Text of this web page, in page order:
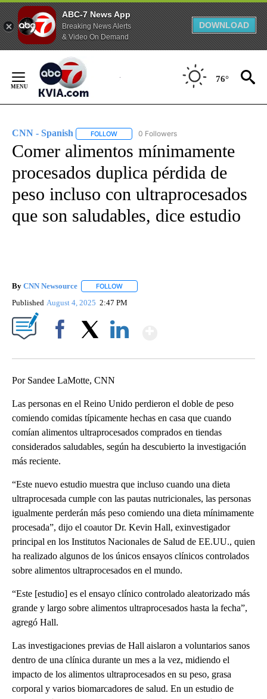
ABC-7 News App
Breaking News Alerts
& Video On Demand
DOWNLOAD
Content
76°
CNN - Spanish FOLLOW FOLLOW "CNN - SPANISH" TO RECEIVE
0 Followers
Comer alimentos mínimamente
procesados duplica pérdida de
peso incluso con ultraprocesados
que son saludables, dice estudio
By CNN Newsource FOLLOW
Published August 4, 2025 2:47 PM
Por Sandee LaMotte, CNN
Las personas en el Reino Unido perdieron el doble de peso
comiendo comidas típicamente hechas en casa que cuando
comían alimentos ultraprocesados comprados en tiendas
considerados saludables, según ha descubierto la investigación
más reciente.
“Este nuevo estudio muestra que incluso cuando una dieta
ultraprocesada cumple con las pautas nutricionales, las personas
igualmente perderán más peso comiendo una dieta mínimamente
procesada”, dijo el coautor Dr. Kevin Hall, exinvestigador
principal en los Institutos Nacionales de Salud de EE.UU., quien
ha realizado algunos de los únicos ensayos clínicos controlados
sobre alimentos ultraprocesados en el mundo.
“Este [estudio] es el ensayo clínico controlado aleatorizado más
grande y largo sobre alimentos ultraprocesados hasta la fecha”,
agregó Hall.
Las investigaciones previas de Hall aislaron a voluntarios sanos
dentro de una clínica durante un mes a la vez, midiendo el
impacto de los alimentos ultraprocesados en su peso, grasa
corporal y varios biomarcadores de salud. En un estudio de